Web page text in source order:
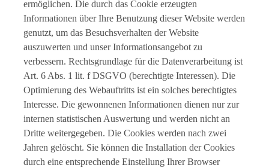
ermöglichen. Die durch das Cookie erzeugten
Informationen über Ihre Benutzung dieser Website werden
genutzt, um das Besuchsverhalten der Website
auszuwerten und unser Informationsangebot zu
verbessern. Rechtsgrundlage für die Datenverarbeitung ist
Art. 6 Abs. 1 lit. f DSGVO (berechtigte Interessen). Die
Optimierung des Webauftritts ist ein solches berechtigtes
Interesse. Die gewonnenen Informationen dienen nur zur
internen statistischen Auswertung und werden nicht an
Dritte weitergegeben. Die Cookies werden nach zwei
Jahren gelöscht. Sie können die Installation der Cookies
durch eine entsprechende Einstellung Ihrer Browser